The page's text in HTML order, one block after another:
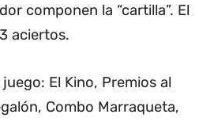
componen la “cartilla”. El
aciertos.
El Kino, Premios al
Combo Marraqueta,